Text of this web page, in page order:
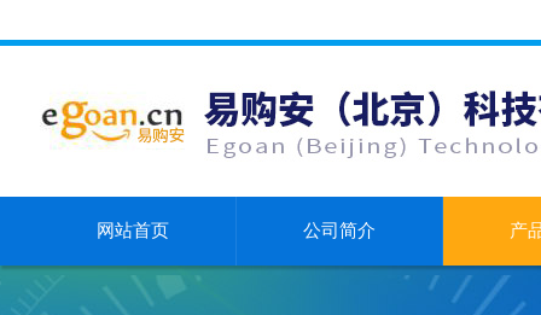
网站首页 公司简介 产